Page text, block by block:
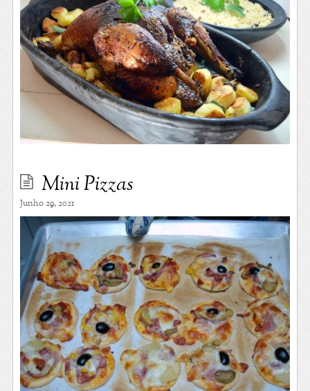
Mini Pizzas
Junho 29, 2021